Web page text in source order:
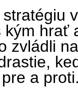
hrať
zvládli
a